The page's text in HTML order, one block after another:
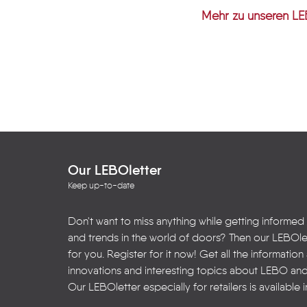
Mehr zu
Our LEBOletter
Keep up-to-date
Don't want to miss anything while getting
and trends in the world of doors? Then our
for you. Register for it now! Get all the information
innovations and interesting topics about LEBO
Our LEBOletter especially for retailers is available